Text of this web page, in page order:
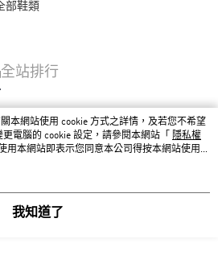
部鞋類
全站排行
本網站使用 cookie 方式之詳情，及若您不希望
電腦的 cookie 設定，請參閱本網站「
隱私權
用本網站即表示您同意本公司得按本網站使用條
我知道了